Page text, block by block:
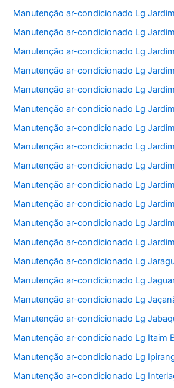
Manutenção ar-condicionado Lg
Manutenção ar-condicionado Lg
Manutenção ar-condicionado Lg
Manutenção ar-condicionado Lg
Manutenção ar-condicionado Lg
Manutenção ar-condicionado Lg
Manutenção ar-condicionado Lg
Manutenção ar-condicionado Lg
Manutenção ar-condicionado Lg
Manutenção ar-condicionado Lg
Manutenção ar-condicionado Lg
Manutenção ar-condicionado Lg
Manutenção ar-condicionado Lg
Manutenção ar-condicionado Lg
Manutenção ar-condicionado Lg
Manutenção ar-condicionado Lg
Manutenção ar-condicionado Lg
Manutenção ar-condicionado Lg Itaim
Manutenção ar-condicionado Lg
Manutenção ar-condicionado Lg